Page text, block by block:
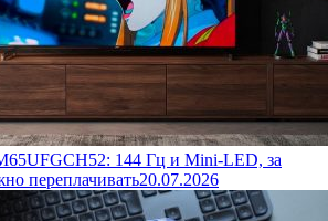
144 Гц и Mini-LED, за
переплачивать20.07.2026